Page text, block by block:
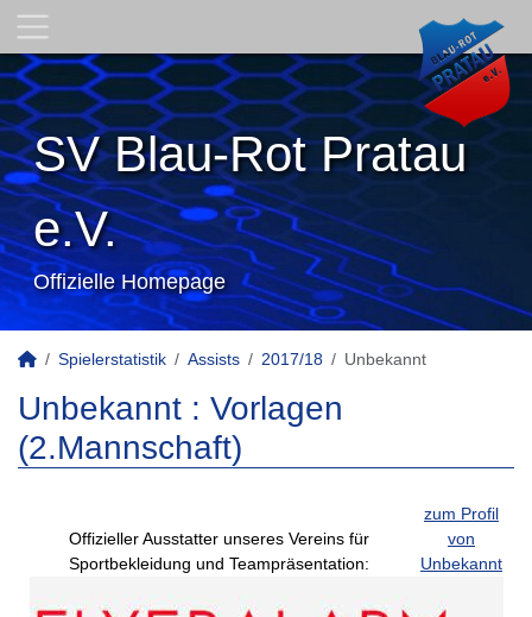
SV Blau-Rot Pratau
e.V.
Offizielle Homepage
Spielerstatistik Assists 2017/18 Unbekannt
Unbekannt : Vorlagen
(2.Mannschaft)
zum Profil
von
Unbekannt
Offizieller Ausstatter unseres Vereins für
Sportbekleidung und Teampräsentation: